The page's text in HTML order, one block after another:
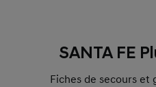
SANTA FE
Fiches de secours et